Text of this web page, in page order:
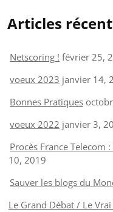
Articles
Netscoring ! février 25,
voeux 2023 janvier 14,
Bonnes Pratiques
voeux 2022 janvier 3,
Procès France Telecom
10, 2019
Sauver les blogs du
Le Grand Débat / Le